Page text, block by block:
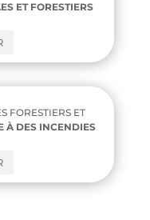
ET FORESTIERS
FORESTIERS ET
À DES INCENDIES